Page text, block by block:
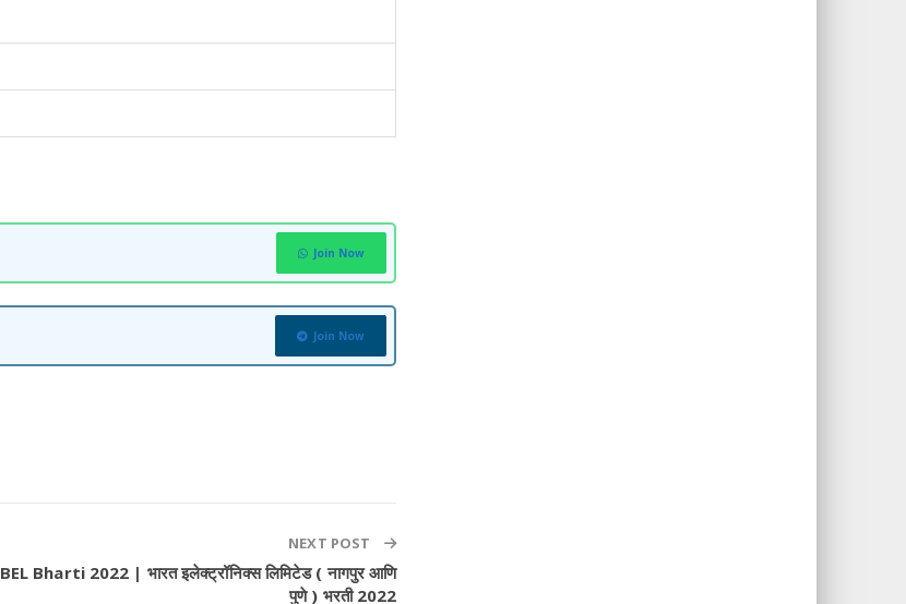
Join Now
Join Now
NEXT POST
BEL Bharti 2022 | भारत इलेक्ट्रॉनिक्स लिमिटेड ( नागपुर आणि
पुणे ) भरती 2022